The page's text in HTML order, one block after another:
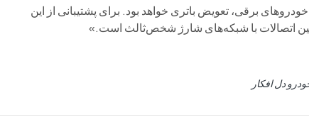
برقی، تعویض باتری خواهد بود. برای پشتیبانی از این
دل افکار